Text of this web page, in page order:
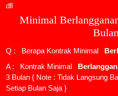
dll
Minimal
Q : Berapa Kontrak Minimal
A : Kontrak Minimal
3 Bulan { Note : Tidak Langsung
Setiap Bulan Saja }